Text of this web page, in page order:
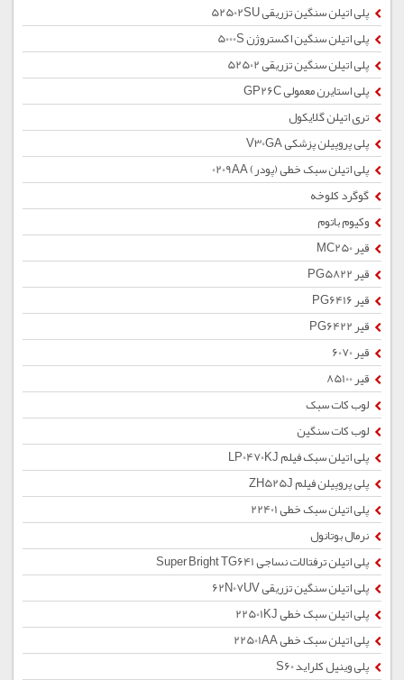
پلی اتیلن سنگین تزریقی 52502SU
پلی اتیلن سنگین اکستروژن 5000S
پلی اتیلن سنگین تزریقی 52502
پلی استایرن معمولی GP26C
تری اتیلن گلایکول
پلی پروپیلن پزشکی V30GA
پلی اتیلن سبک خطی (پودر) 0209AA
گوگرد کلوخه
وکیوم باتوم
قیر MC250
قیر PG5822
قیر PG6416
قیر PG6422
قیر 6070
قیر 85100
لوب کات سبک
لوب کات سنگین
پلی اتیلن سبک فیلم LP0470KJ
پلی پروپیلن فیلم ZH525J
پلی اتیلن سبک خطی 22401
نرمال بوتانول
پلی اتیلن ترفتالات نساجی Super Bright TG641
پلی اتیلن سنگین تزریقی 62N07UV
پلی اتیلن سبک خطی 22501KJ
پلی اتیلن سبک خطی 22501AA
پلی وینیل کلراید S60